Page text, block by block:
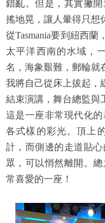
錯亂。但是，其實撇
搖地晃，讓人暈得只想
從Tasmania要到紐西蘭
太平洋西南的水域，
名，海象艱難，郵輪就
我將自己從床上拔起，
結束演講，舞台總監與
這是一座非常現代化
各式樣的彩光。頂上
計，而側邊的走道貼
眾，可以悄然離開。
常喜愛的一座！